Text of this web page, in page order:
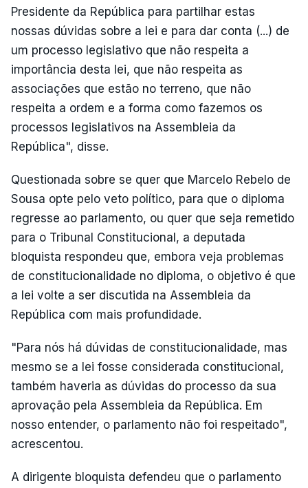
Presidente da República para partilhar estas
nossas dúvidas sobre a lei e para dar conta (...) de
um processo legislativo que não respeita a
importância desta lei, que não respeita as
associações que estão no terreno, que não
respeita a ordem e a forma como fazemos os
processos legislativos na Assembleia da
República", disse.
Questionada sobre se quer que Marcelo Rebelo de
Sousa opte pelo veto político, para que o diploma
regresse ao parlamento, ou quer que seja remetido
para o Tribunal Constitucional, a deputada
bloquista respondeu que, embora veja problemas
de constitucionalidade no diploma, o objetivo é que
a lei volte a ser discutida na Assembleia da
República com mais profundidade.
"Para nós há dúvidas de constitucionalidade, mas
mesmo se a lei fosse considerada constitucional,
também haveria as dúvidas do processo da sua
aprovação pela Assembleia da República. Em
nosso entender, o parlamento não foi respeitado",
acrescentou.
A dirigente bloquista defendeu que o parlamento